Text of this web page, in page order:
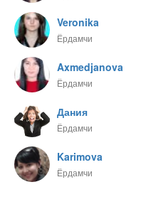
Veronika
Ёрдамчи
Axmedjanova
Ёрдамчи
Дания
Ёрдамчи
Karimova
Ёрдамчи